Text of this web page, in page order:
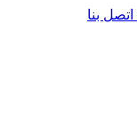
اتصل بنا